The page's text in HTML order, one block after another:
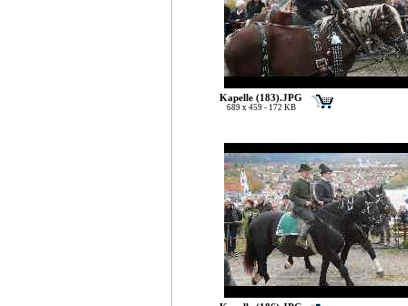
Kapelle (183).JPG
689 x 459 - 172 KB